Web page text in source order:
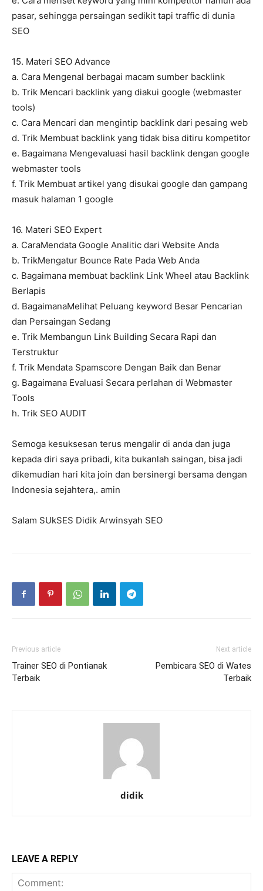
pasar, sehingga persaingan sedikit tapi traffic di dunia
SEO
15. Materi SEO Advance
a. Cara Mengenal berbagai macam sumber backlink
b. Trik Mencari backlink yang diakui google (webmaster
tools)
c. Cara Mencari dan mengintip backlink dari pesaing web
d. Trik Membuat backlink yang tidak bisa ditiru kompetitor
e. Bagaimana Mengevaluasi hasil backlink dengan google
webmaster tools
f. Trik Membuat artikel yang disukai google dan gampang
masuk halaman 1 google
16. Materi SEO Expert
a. CaraMendata Google Analitic dari Website Anda
b. TrikMengatur Bounce Rate Pada Web Anda
c. Bagaimana membuat backlink Link Wheel atau Backlink
Berlapis
d. BagaimanaMelihat Peluang keyword Besar Pencarian
dan Persaingan Sedang
e. Trik Membangun Link Building Secara Rapi dan
Terstruktur
f. Trik Mendata Spamscore Dengan Baik dan Benar
g. Bagaimana Evaluasi Secara perlahan di Webmaster
Tools
h. Trik SEO AUDIT
Semoga kesuksesan terus mengalir di anda dan juga
kepada diri saya pribadi, kita bukanlah saingan, bisa jadi
dikemudian hari kita join dan bersinergi bersama dengan
Indonesia sejahtera,. amin
Salam SUkSES Didik Arwinsyah SEO
Previous article
Trainer SEO di Pontianak
Terbaik
Next article
Pembicara SEO di Wates
Terbaik
didik
LEAVE A REPLY